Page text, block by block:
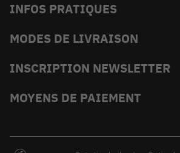
INFOS PRATIQUES
Blog
L'équipe du King
Livraison
MODES DE LIVRAISON
INSCRIPTION NEWSLETTER
Abonnez-vous et recevez en
MOYENS DE PAIEMENT